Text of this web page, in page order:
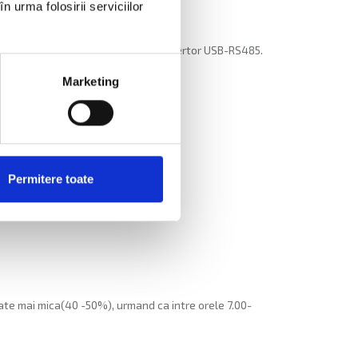
urma folosirii serviciilor
Marketing
Permitere toate
industrial cu ajutorul unui convertor USB-RS485.
mai mica(40 -50%), urmand ca intre orele 7.00-